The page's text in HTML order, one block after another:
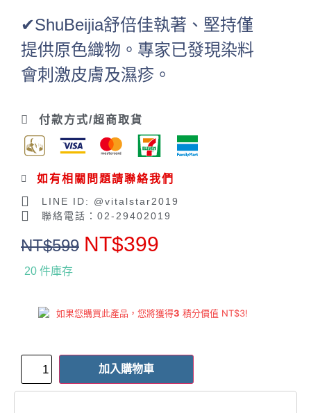
✔ShuBeijia舒倍佳執著、堅持僅
提供原色織物。專家已發現染料
會刺激皮膚及濕疹。
付款方式/超商取貨
如有相關問題請聯絡我們
LINE ID: @vitalstar2019
聯絡電話：02-29402019
NT$599 NT$399
20 件庫存
如果您購買此產品，您將獲得3 積分價值 NT$3!
加入購物車